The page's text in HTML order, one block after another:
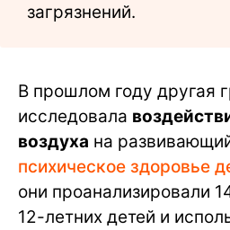
загрязнений.
В прошлом году другая
исследовала
воздуха на
психическое здоровье
они проанализировали
12-летних детей и